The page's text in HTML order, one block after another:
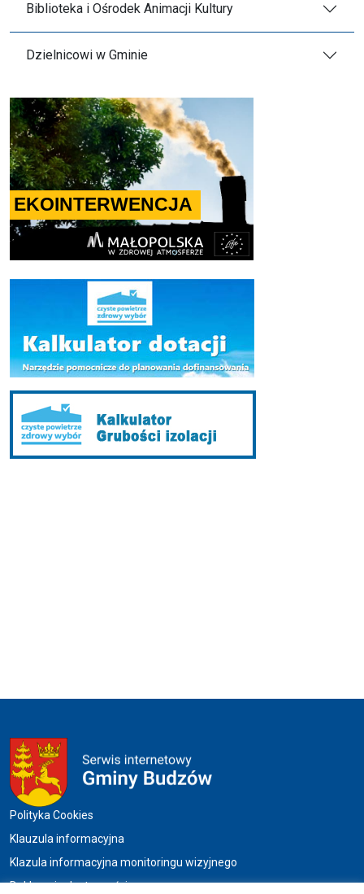
Biblioteka i Ośrodek Animacji Kultury
Dzielnicowi w Gminie
Menu w stopce
Polityka Cookies
Klauzula informacyjna
Klazula informacyjna monitoringu wizyjnego
Deklaracja dostępności